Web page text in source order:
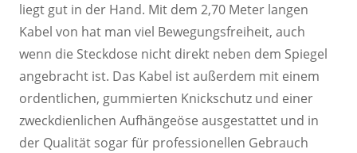
liegt gut in der Hand. Mit dem 2,70 Meter langen
Kabel von hat man viel Bewegungsfreiheit, auch
wenn die Steckdose nicht direkt neben dem Spiegel
angebracht ist. Das Kabel ist außerdem mit einem
ordentlichen, gummierten Knickschutz und einer
zweckdienlichen Aufhängeöse ausgestattet und in
der Qualität sogar für professionellen Gebrauch